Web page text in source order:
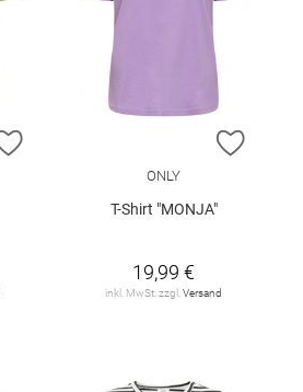
ZUR WUNSCHLISTE HINZUFÜGEN
ZUR
ONLY
T-Shirt "MONJA"
19,99 €
inkl. MwSt. zzgl.Versand